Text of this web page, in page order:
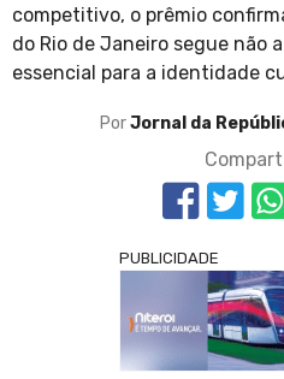
competitivo, o prêmio
do Rio de Janeiro segue não
essencial para a identidade
PorJornal da
PUBLICIDADE